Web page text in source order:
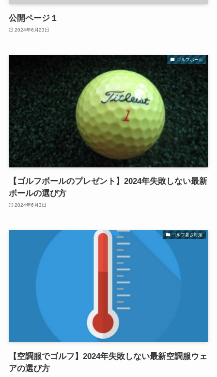
公開ページ１
2024年6月23日
ゴルフボール
【ゴルフボールのプレゼント】2024年失敗しない最新
ボールの選び方
2024年6月3日
ゴルフ暑さ対策
【空調服でゴルフ】2024年失敗しない最新空調服ウェ
アの選び方